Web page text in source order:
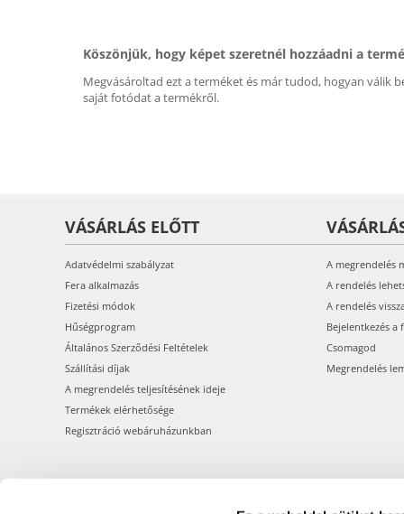
Köszönjük, hogy képet szeretnél hozzáadni a
Megvásároltad ezt a terméket és már tudod, hogyan válik
saját fotódat a termékről.
VÁSÁRLÁS ELŐTT
Adatvédelmi szabályzat
Fera alkalmazás
Fizetési módok
Hűségprogram
Általános Szerződési Feltételek
Szállítási díjak
A megrendelés teljesítésének ideje
Termékek elérhetősége
Regisztráció webáruházunkban
A megrendelés
A rendelés
A rendelés
Bejelentkezés a
Csomagod
Megrendelés